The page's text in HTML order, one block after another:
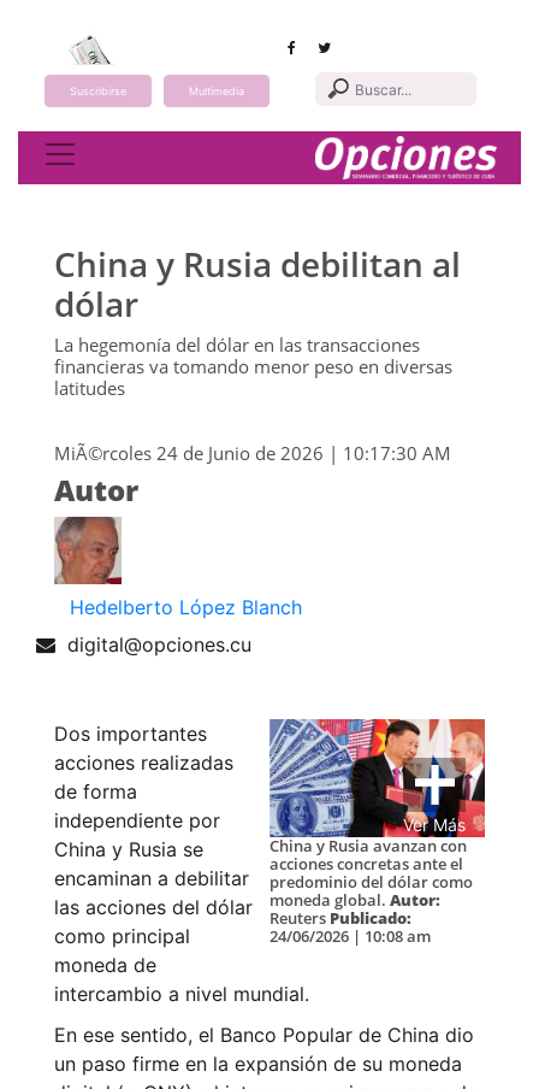
Suscribirse Multimedia
Toggle navigation
China y Rusia debilitan al
dólar
La hegemonía del dólar en las transacciones
financieras va tomando menor peso en diversas
latitudes
MiÃ©rcoles 24 de Junio de 2026 | 10:17:30 AM
Autor
Hedelberto López Blanch
digital@opciones.cu
Ver Más
China y Rusia avanzan con
acciones concretas ante el
predominio del dólar como
moneda global. Autor:
Reuters Publicado:
24/06/2026 | 10:08 am
Dos importantes
acciones realizadas
de forma
independiente por
China y Rusia se
encaminan a debilitar
las acciones del dólar
como principal
moneda de
intercambio a nivel mundial.
En ese sentido, el Banco Popular de China dio
un paso firme en la expansión de su moneda